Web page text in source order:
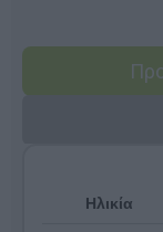
Ηλικία